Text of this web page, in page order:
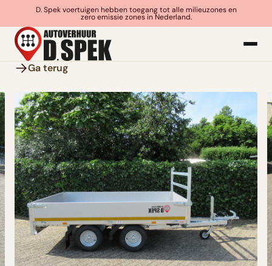
D. Spek voertuigen hebben toegang tot alle milieuzones en
zero emissie zones in Nederland.
Ga terug